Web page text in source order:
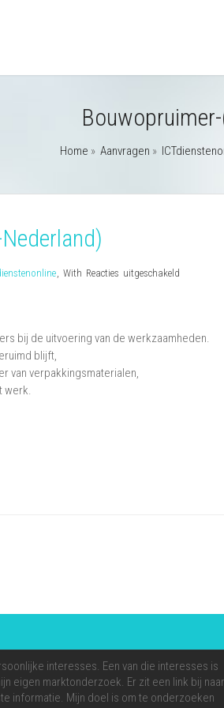
Home » Aanvragen »
, With Reacties uitgeschakeld
Nederland)
bij de uitvoering van de werkzaamheden.
blijft,
van verpakkingsmaterialen,
werk.
interesses. Een van die interesses is
eigen marktonderzoek. Er zit een link bij naar
informatie. Mijn doel is om te onderzoeken